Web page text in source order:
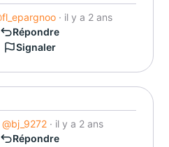
· il y a 2 ans
Répondre
Signaler
@bj_9272 · il y a 2 ans
Répondre